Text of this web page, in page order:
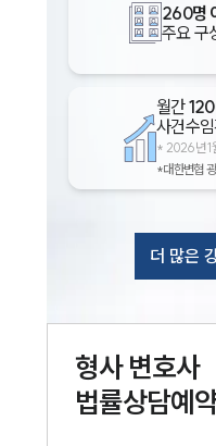
260명
주요 구
월간
사건수
* 2026년 1
*대한변협
더 많은
형사변호사
법률상담예